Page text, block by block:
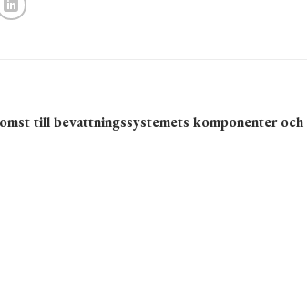
till bevattningssystemets komponenter